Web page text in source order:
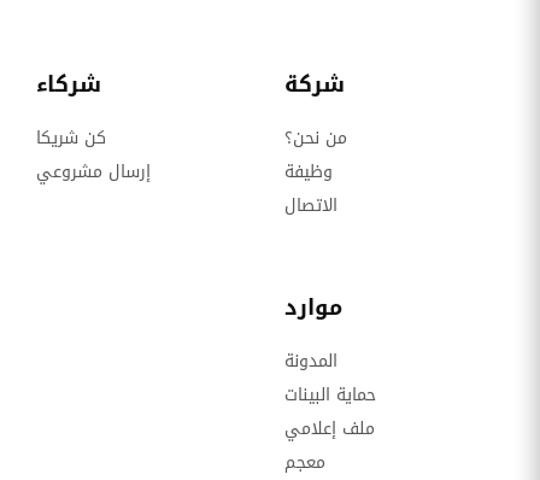
شركة
من نحن؟
وظيفة
الاتصال
شركاء
كن شريكا
إرسال مشروعي
موارد
المدونة
حماية البينات
ملف إعلامي
معجم